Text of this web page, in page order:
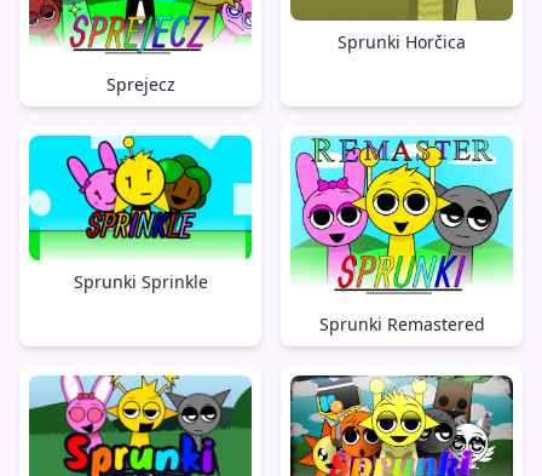
Sprejecz
Sprunki Horčica
Sprunki Sprinkle
Sprunki Remastered